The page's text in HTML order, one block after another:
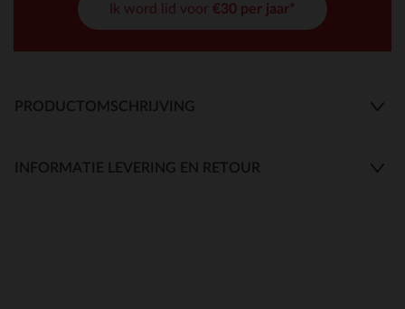
Ik word lid voor €30 per jaar*
PRODUCTOMSCHRIJVING
INFORMATIE LEVERING EN RETOUR